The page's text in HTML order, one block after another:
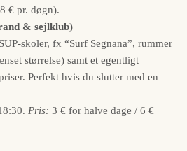
€ pr. døgn).
& sejlklub)
skoler, fx “Surf Segnana”, rummer
størrelse) samt et egentligt
Perfekt hvis du slutter med en
Pris: 3 € for halve dage / 6 €